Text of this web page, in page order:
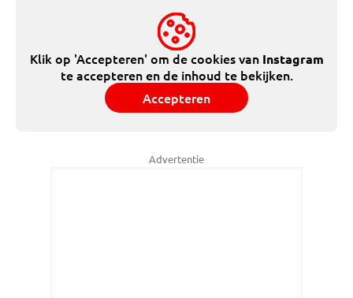
Klik op 'Accepteren' om de cookies van Instagram
te accepteren en de inhoud te bekijken.
Accepteren
Advertentie